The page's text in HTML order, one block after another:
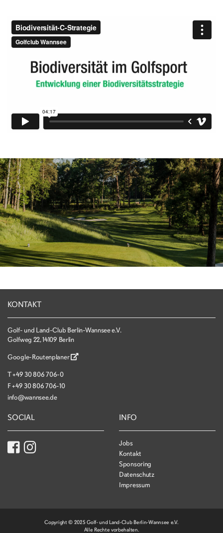
KONTAKT
Golf- und Land-Club Berlin-Wannsee e.V.
Golfweg 22, 14109 Berlin
Google-Routenplaner
T+49 30 806 706-0
F+49 30 806 706-10
info@wannsee.de
SOCIAL INFO
Jobs
Kontakt
Sponsoring
Datenschutz
Impressum
Copyright © 2025 Golf- und Land-Club Berlin-Wannsee e.V.
Alle Rechte vorbehalten.